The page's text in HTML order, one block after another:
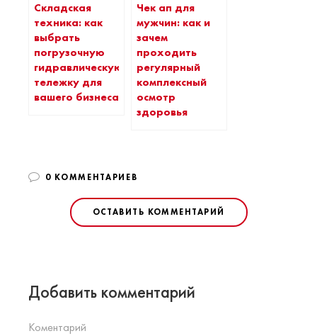
Складская
техника: как
выбрать
погрузочную
гидравлическую
тележку для
вашего бизнеса
Чек ап для
мужчин: как и
зачем
проходить
регулярный
комплексный
осмотр
здоровья
0 КОММЕНТАРИЕВ
ОСТАВИТЬ КОММЕНТАРИЙ
Добавить комментарий
Коментарий